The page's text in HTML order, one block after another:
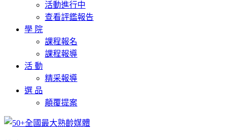
活動進行中
查看評鑑報告
學 院
課程報名
課程報導
活 動
精采報導
選 品
顛覆提案